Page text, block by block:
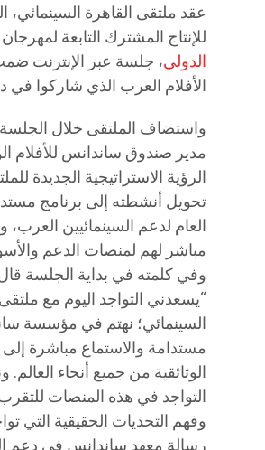
عقد ملتقى القاهرة السينمائي،
للإنتاج المشترك التابعة لمهرجان
الدولي، جلسة عبر الإنترنت
الأفلام العرب الذي شاركوا في
واستضاف الملتقى خلال
مدير صندوق ساندانس للأفلام
الرؤية الاستراتيجية الجديدة
تحويل أنشطته إلى برنامج
العام لدعم السينمائيين
مباشر لهم لمنصات الدعم
وفي كلمته في بداية الجلسة
“يسعدني التواجد اليوم مع
السينمائي؛ نهتم في مؤسسة
مستدامة والاستماع مباشرة إلى
الوثائقية من جميع أنحاء
التواجد في هذه المنصات
وفهم التحديات الحقيقية التي